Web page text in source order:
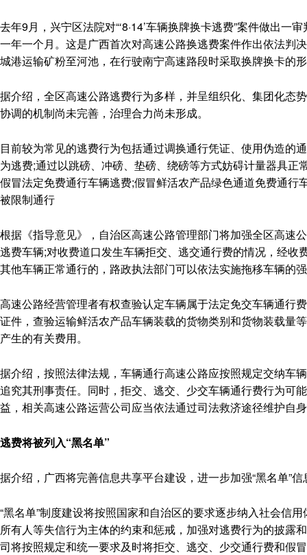
去年9月，兴宁区法院对“‘8·14’车辆换牌换卡逃费”案件做出
一年一个月。这是广西首次对高速公路换逃费案件作出依法判
城港运输矿粉至河池，在行驶南宁高速路段时采取换牌换卡的
据介绍，全区高速公路逃费行为多样，并呈组织化、集团化态
协调的机制尚未完善，治理合力尚未形成。
目前较为常见的逃费行为包括通过调换通行凭证、使用伪造的
为逃费;通过以跳磅、冲磅、垫磅、绕磅等方式妨碍计量器具
假冒法定免费通行车辆逃费;假冒鲜活农产品绿色通道免费通
被限制通行
根据《指导意见》，自治区高速公路管理部门将加强全区高速
逃费车辆;对收费道口发生车辆拒交、逃交通行费的情况，经
其他车辆正常通行的，路政执法部门可以依法实施拖移车辆的
高速公路经营管理者有权查验认定车辆属于法定免交车辆通行
证件，查验运输鲜活农产品车辆装载的货物类别和货物装载量
产生的有关费用。
据介绍，按照法律法规，车辆通行高速公路应按照规定交纳车
追究其刑事责任。同时，拒交、逃交、少交车辆通行费行为可
益，相关高速公路运营公司应当依法通过司法救济途径维护自
逃费将被列入“黑名单”
据介绍，广西将完善信息共享平台建设，进一步加强“黑名单”
“黑名单”制度建设将按照国家和自治区的要求逐步纳入社会信
所有人等失信行为主体的约束和惩戒，加强对逃费行为的披露
司将按照规定和统一要求及时将拒交、逃交、少交通行费和假